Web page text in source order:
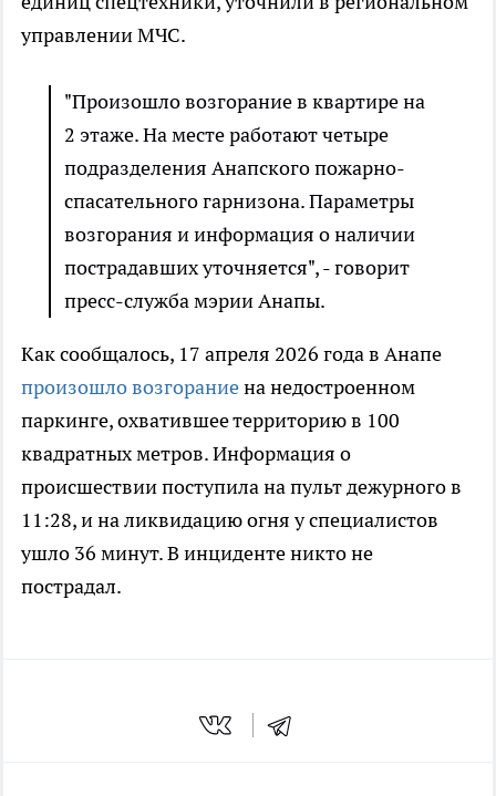
управлении МЧС.
"Произошло возгорание в квартире на
2 этаже. На месте работают четыре
подразделения Анапского пожарно-
спасательного гарнизона. Параметры
возгорания и информация о наличии
пострадавших уточняется", - говорит
пресс-служба мэрии Анапы.
Как сообщалось, 17 апреля 2026 года в Анапе
произошло возгораниена недостроенном
паркинге, охватившее территорию в 100
квадратных метров. Информация о
происшествии поступила на пульт дежурного в
11:28, и на ликвидацию огня у специалистов
ушло 36 минут. В инциденте никто не
пострадал.